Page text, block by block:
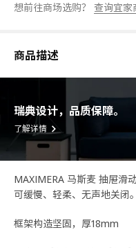
想前往商场选购？ 查询宜家
商品描述
瑞典设计，品质保障。
了解详情
MAXIMERA 马斯麦 抽屉滑
可缓慢、轻柔、无声地关闭。
框架构造坚固，厚18mm